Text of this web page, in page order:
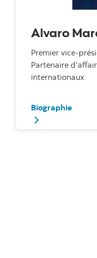
Alvaro
Premier vice-
Partenaire
internationaux
Biographie